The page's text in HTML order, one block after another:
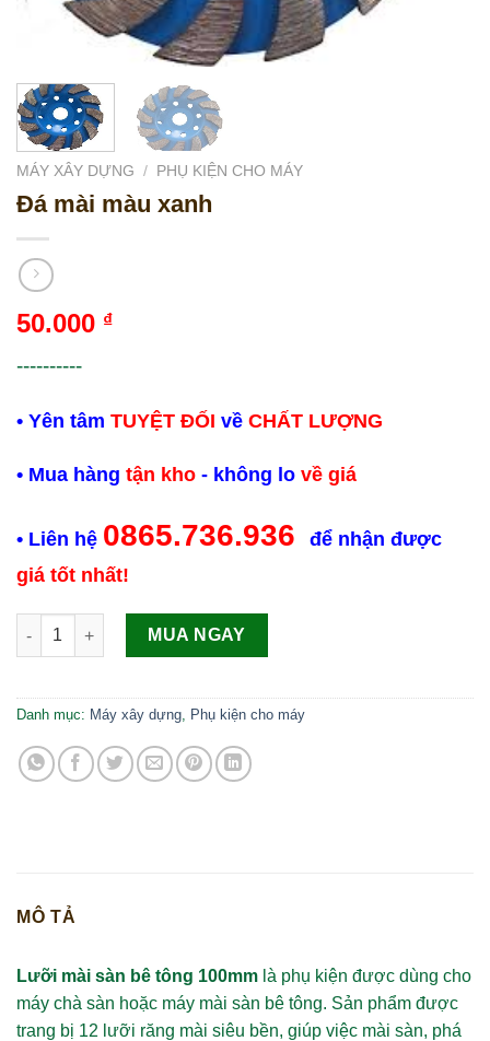
MÁY XÂY DỰNG / PHỤ KIỆN CHO MÁY
Đá mài màu xanh
50.000 ₫
----------
• Yên tâm TUYỆT ĐỐI về CHẤT LƯỢNG
• Mua hàng tận kho - không lo về giá
• Liên hệ 0865.736.936
để nhận được
giá tốt nhất!
Đá mài màu xanh số lượng
MUA NGAY
Danh mục: Máy xây dựng, Phụ kiện cho máy
MÔ TẢ
Lưỡi mài sàn bê tông 100mm là phụ kiện được dùng cho
máy chà sàn hoặc máy mài sàn bê tông. Sản phẩm được
trang bị 12 lưỡi răng mài siêu bền, giúp việc mài sàn, phá